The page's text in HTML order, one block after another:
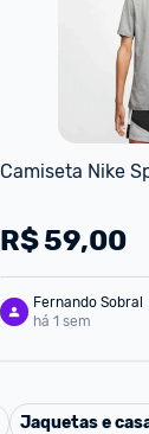
Camiseta Nike
R$59,00
Fernando Sobral
há 1 sem
Jaquetas e